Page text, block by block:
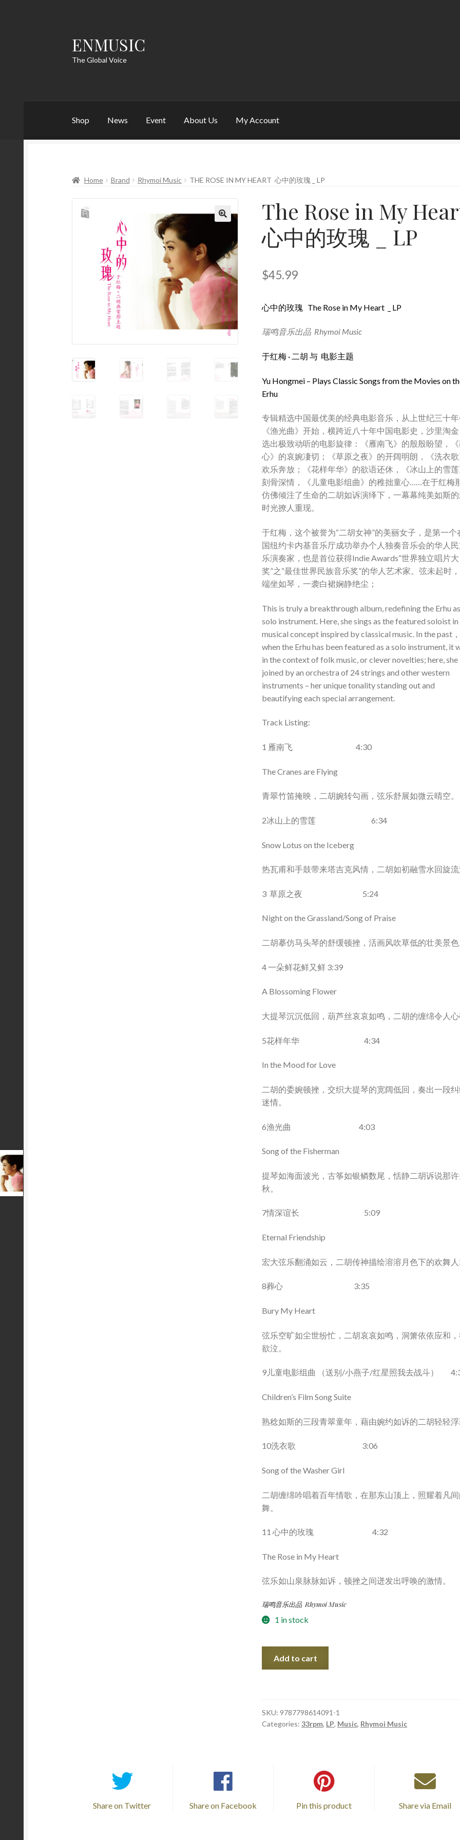
Skip
to
Skip
to
ENMUSIC
The Global Voice
Shop News Event About Us My Account
Home Brand Rhymoi Music THE ROSE IN MY HEART 心中的玫瑰 _ LP
The Rose in My
心中的玫瑰 _ LP
$45.99
心中的玫瑰 The Rose in My Heart _ LP
瑞鸣音乐出品 Rhymoi Music
于红梅 · 二胡 与 电影主题
Yu Hongmei – Plays Classic Songs from the Movies on
Erhu
专辑精选中国最优美的经典电影音乐，从上世纪三十
《渔光曲》开始，横跨近八十年中国电影史，沙里淘
选出极致动听的电影旋律：《雁南飞》的殷殷盼望，
心》的哀婉凄切；《草原之夜》的开阔明朗，《洗衣
欢乐奔放；《花样年华》的欲语还休，《冰山上的雪
刻骨深情，《儿童电影组曲》的稚拙童心……在于红梅
仿佛倾注了生命的二胡如诉演绎下，一幕幕纯美如斯
时光撩人重现。
于红梅，这个被誉为“二胡女神”的美丽女子，是第一个
国纽约卡内基音乐厅成功举办个人独奏音乐会的华人
乐演奏家，也是首位获得Indie Awards“世界独立唱片大
奖”之“最佳世界民族音乐奖”的华人艺术家。弦未起时
端坐如琴，一袭白裙娴静绝尘；
This is truly a breakthrough album, redefining the Erhu
solo instrument. Here, she sings as the featured soloist in
musical concept inspired by classical music. In the past
when the Erhu has been featured as a solo instrument, it
in the context of folk music, or clever novelties; here, she
joined by an orchestra of 24 strings and other western
instruments – her unique tonality standing out and
beautifying each special arrangement.
Track Listing:
1 雁南飞 4:30
The Cranes are Flying
青翠竹笛掩映，二胡婉转勾画，弦乐舒展如微云晴空。
2冰山上的雪莲 6:34
Snow Lotus on the Iceberg
热瓦甫和手鼓带来塔吉克风情，二胡如初融雪水回旋
3 草原之夜 5:24
Night on the Grassland/Song of Praise
二胡摹仿马头琴的舒缓顿挫，活画风吹草低的壮美景
4 一朵鲜花鲜又鲜 3:39
A Blossoming Flower
大提琴沉沉低回，葫芦丝哀哀如鸣，二胡的缠绵令人
5花样年华 4:34
In the Mood for Love
二胡的委婉顿挫，交织大提琴的宽阔低回，奏出一段
迷情。
6渔光曲 4:03
Song of the Fisherman
提琴如海面波光，古筝如银鳞数尾，恬静二胡诉说那
秋。
7情深谊长 5:09
Eternal Friendship
宏大弦乐翻涌如云，二胡传神描绘溶溶月色下的欢舞
8葬心 3:35
Bury My Heart
弦乐空旷如尘世纷忙，二胡哀哀如鸣，洞箫依依应和
欲泣。
9儿童电影组曲 （送别/小燕子/红星照我去战斗）
Children’s Film Song Suite
熟稔如斯的三段青翠童年，藉由婉约如诉的二胡轻轻
10洗衣歌 3:06
Song of the Washer Girl
二胡缠绵吟唱着百年情歌，在那东山顶上，照耀着凡
舞。
11 心中的玫瑰 4:32
The Rose in My Heart
弦乐如山泉脉脉如诉，顿挫之间迸发出呼唤的激情。
瑞鸣音乐出品 Rhymoi Music
1 in stock
心
中
Add to cart
SKU: 9787798614091-1
Categories:33rpm, LP, Music, Rhymoi Music
Share on Twitter Share on Facebook Pin this product Share via Email